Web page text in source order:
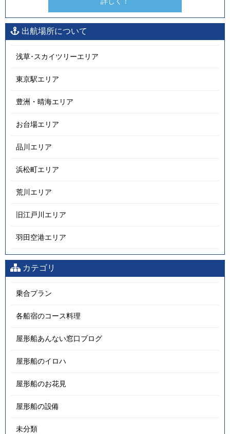
出航場所について
浅草･スカイツリーエリア
東京駅エリア
豊洲・晴海エリア
お台場エリア
品川エリア
浜松町エリア
荒川エリア
旧江戸川エリア
羽田空港エリア
カテゴリ
乗合プラン
各船宿のコース料理
屋形船あんない窓口ブログ
屋形船のイロハ
屋形船のお花見
屋形船の設備
未分類